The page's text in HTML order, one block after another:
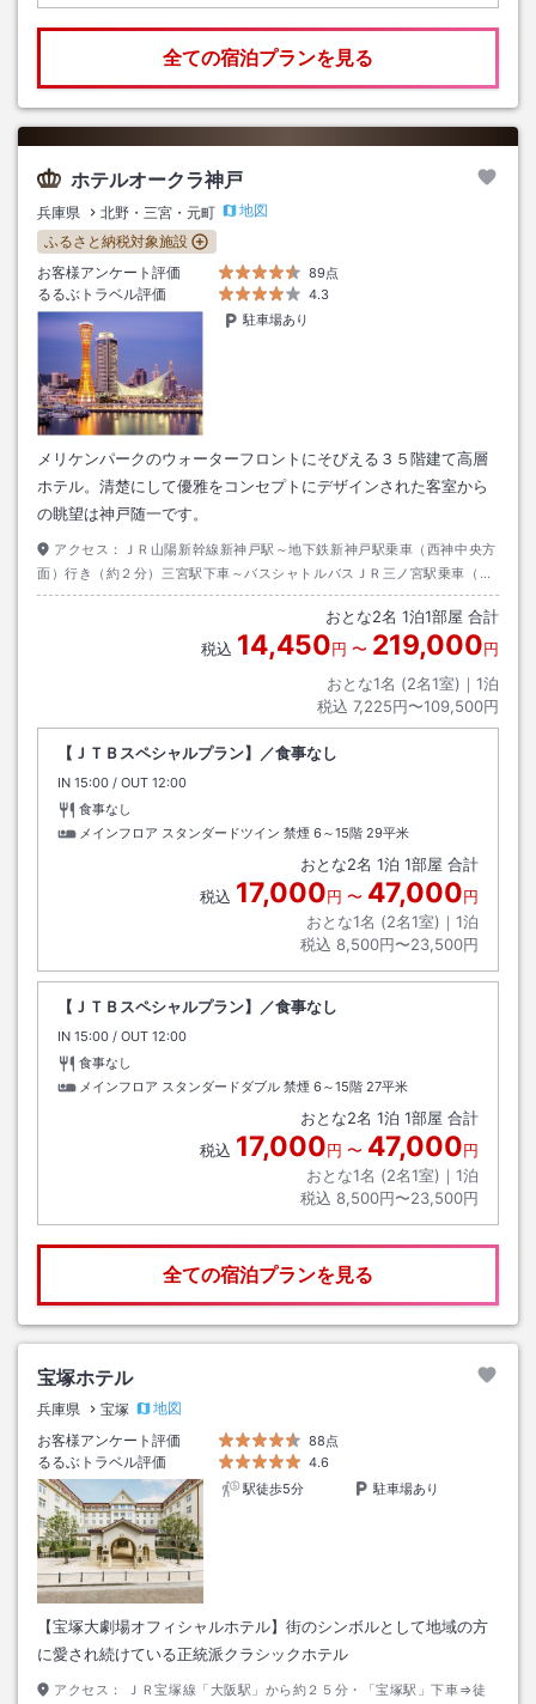
全ての宿泊プランを見る
ホテルオークラ神戸
兵庫県 北野・三宮・元町
地図
ふるさと納税対象施設
お客様アンケート評価
89点
るるぶトラベル評価
4.3
駐車場あり
メリケンパークのウォーターフロントにそびえる３５階建て高層
ホテル。清楚にして優雅をコンセプトにデザインされた客室から
の眺望は神戸随一です。
アクセス：
ＪＲ山陽新幹線新神戸駅～地下鉄新神戸駅乗車（西神中央方
面）行き（約２分）三宮駅下車～バスシャトルバスＪＲ三ノ宮駅乗車（ホ
テル）行き～徒歩（約０分）
おとな2名 1泊1部屋 合計
税込 14,450円 〜 219,000円
おとな1名 (2名1室)｜ 1泊
税込 7,225円〜109,500円
【ＪＴＢスペシャルプラン】／食事なし
IN チェックイン
15:00 / OUT チェックアウト
12:00
食事なし
メインフロア スタンダードツイン 禁煙 6～15階 29平米
おとな2名 1泊 1部屋 合計
税込 17,000円 〜 47,000円
おとな1名 (2名1室)｜ 1泊
税込 8,500円〜23,500円
【ＪＴＢスペシャルプラン】／食事なし
IN チェックイン
15:00 / OUT チェックアウト
12:00
食事なし
メインフロア スタンダードダブル 禁煙 6～15階 27平米
おとな2名 1泊 1部屋 合計
税込 17,000円 〜 47,000円
おとな1名 (2名1室)｜ 1泊
税込 8,500円〜23,500円
全ての宿泊プランを見る
宝塚ホテル
兵庫県 宝塚
地図
お客様アンケート評価
88点
るるぶトラベル評価
4.6
駅徒歩5分
駐車場あり
【宝塚大劇場オフィシャルホテル】街のシンボルとして地域の方
に愛され続けている正統派クラシックホテル
アクセス：
ＪＲ宝塚線「大阪駅」から約２５分・「宝塚駅」下車⇒徒